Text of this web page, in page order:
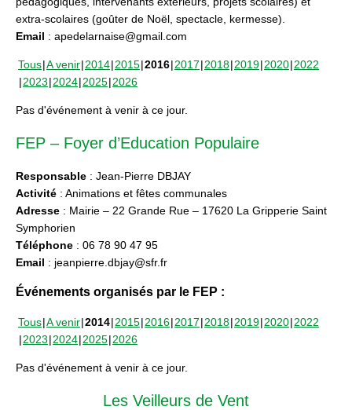
extra-scolaires (goûter de Noël, spectacle, kermesse).
Email : apedelarnaise@gmail.com
Tous A venir 2014 2015 2016 2017 2018 2019 2020 2022
2023 2024 2025 2026
Pas d'événement à venir à ce jour.
FEP – Foyer d’Education Populaire
Responsable : Jean-Pierre DBJAY
Activité : Animations et fêtes communales
Adresse : Mairie – 22 Grande Rue – 17620 La Gripperie Saint
Symphorien
Téléphone : 06 78 90 47 95
Email : jeanpierre.dbjay@sfr.fr
Événements organisés par le FEP :
Tous A venir 2014 2015 2016 2017 2018 2019 2020 2022
2023 2024 2025 2026
Pas d'événement à venir à ce jour.
Les Veilleurs de Vent